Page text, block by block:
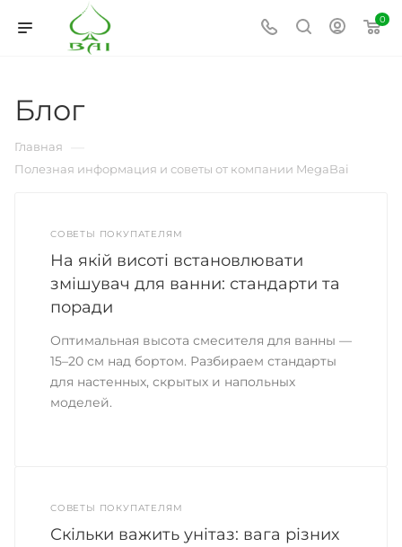
0
Блог
Главная
Полезная информация и советы от компании MegaBai
СОВЕТЫ ПОКУПАТЕЛЯМ
На якій висоті встановлювати
змішувач для ванни: стандарти та
поради
Оптимальная высота смесителя для ванны —
15–20 см над бортом. Разбираем стандарты
для настенных, скрытых и напольных
моделей.
СОВЕТЫ ПОКУПАТЕЛЯМ
Скільки важить унітаз: вага різних